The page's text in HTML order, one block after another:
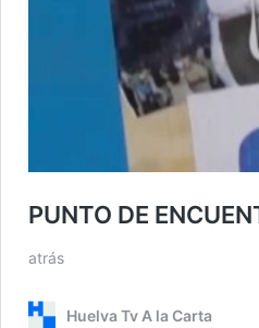
PUNTO DE
atrás
Huelva Tv A la Carta